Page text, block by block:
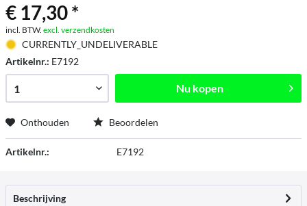
€ 17,30 *
incl. BTW. excl. verzendkosten
CURRENTLY_UNDELIVERABLE
Artikelnr.: E7192
Nu kopen
Onthouden Beoordelen
Artikelnr.: E7192
Beschrijving